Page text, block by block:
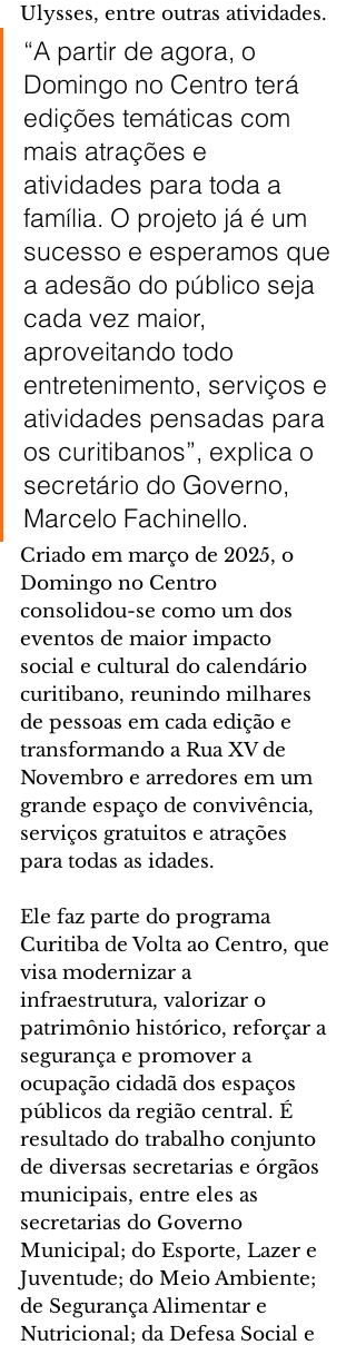
Ulysses, entre outras atividades.
“A partir de agora, o
Domingo no Centro terá
edições temáticas com
mais atrações e
atividades para toda a
família. O projeto já é um
sucesso e esperamos que
a adesão do público seja
cada vez maior,
aproveitando todo
entretenimento, serviços e
atividades pensadas para
os curitibanos”, explica o
secretário do Governo,
Marcelo Fachinello.
Criado em março de 2025, o
Domingo no Centro
consolidou-se como um dos
eventos de maior impacto
social e cultural do calendário
curitibano, reunindo milhares
de pessoas em cada edição e
transformando a Rua XV de
Novembro e arredores em um
grande espaço de convivência,
serviços gratuitos e atrações
para todas as idades.
Ele faz parte do programa
Curitiba de Volta ao Centro, que
visa modernizar a
infraestrutura, valorizar o
patrimônio histórico, reforçar a
segurança e promover a
ocupação cidadã dos espaços
públicos da região central. É
resultado do trabalho conjunto
de diversas secretarias e órgãos
municipais, entre eles as
secretarias do Governo
Municipal; do Esporte, Lazer e
Juventude; do Meio Ambiente;
de Segurança Alimentar e
Nutricional; da Defesa Social e